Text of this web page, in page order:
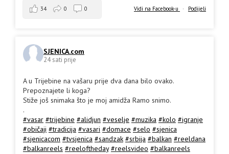
Vidi na Facebook-u · Podijeli
34 0 0
SJENICA.com
24 sati prije
A u Trijebine na vašaru prije dva dana bilo ovako.
Prepoznajete li koga?
Stiže još snimaka što je moj amidža Ramo snimo.
.
#vasar #trijebine #alidjun #veselje #muzika #kolo #igranje
#običaji #tradicija #vasari #domace #selo #sjenica
#sjenicacom #tvsjenica #sandzak #srbija #balkan #reeldana
#balkanreels #reeloftheday #reelsvideo #balkanreels